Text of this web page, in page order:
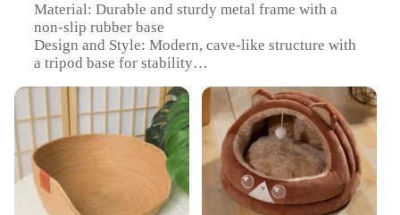
Material: Durable and sturdy metal frame with a
non-slip rubber base
Design and Style: Modern, cave-like structure with
a tripod base for stability
pets seeking a cozy and secure resting spot
Performance and Property: Easy to assemble and
disassemble, with a lightweight design for easy
transport
Parts and Accessories: Comes with a tripod base and
a soft, plush interior for comfort
Applicable Scenario: Perfect for indoor use,